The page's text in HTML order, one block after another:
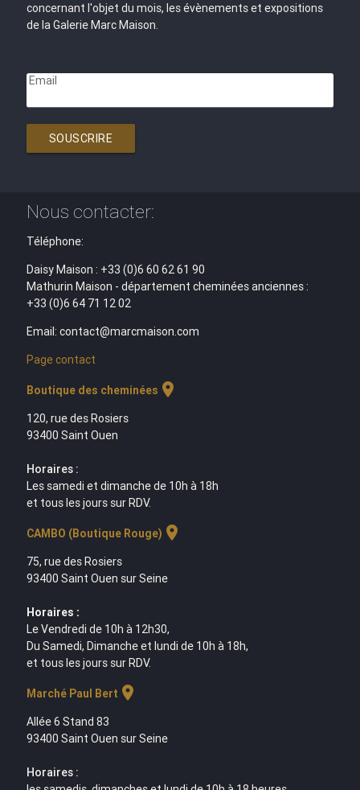
concernant l'objet du mois, les évènements et expositions
de la Galerie Marc Maison.
Email
SOUSCRIRE
Nous contacter:
Téléphone:
Daisy Maison : +33 (0)6 60 62 61 90
Mathurin Maison - département cheminées anciennes :
+33 (0)6 64 71 12 02
Email: contact@marcmaison.com
Page contact
Boutique des cheminées location_on
120, rue des Rosiers
93400 Saint Ouen
Horaires :
Les samedi et dimanche de 10h à 18h
et tous les jours sur RDV.
CAMBO (Boutique Rouge) location_on
75, rue des Rosiers
93400 Saint Ouen sur Seine
Horaires :
Le Vendredi de 10h à 12h30,
Du Samedi, Dimanche et lundi de 10h à 18h,
et tous les jours sur RDV.
Marché Paul Bert location_on
Allée 6 Stand 83
93400 Saint Ouen sur Seine
Horaires :